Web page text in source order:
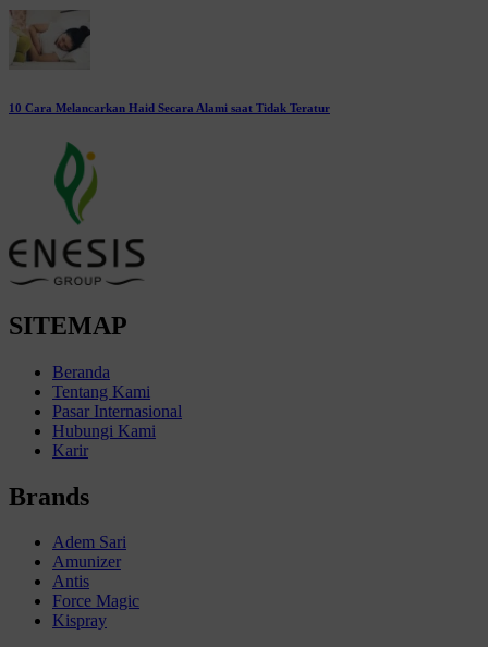
10 Cara Melancarkan Haid Secara Alami saat Tidak Teratur
SITEMAP
Beranda
Tentang Kami
Pasar Internasional
Hubungi Kami
Karir
Brands
Adem Sari
Amunizer
Antis
Force Magic
Kispray